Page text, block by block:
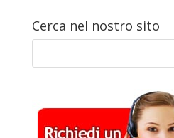
Cerca nel nostro sito